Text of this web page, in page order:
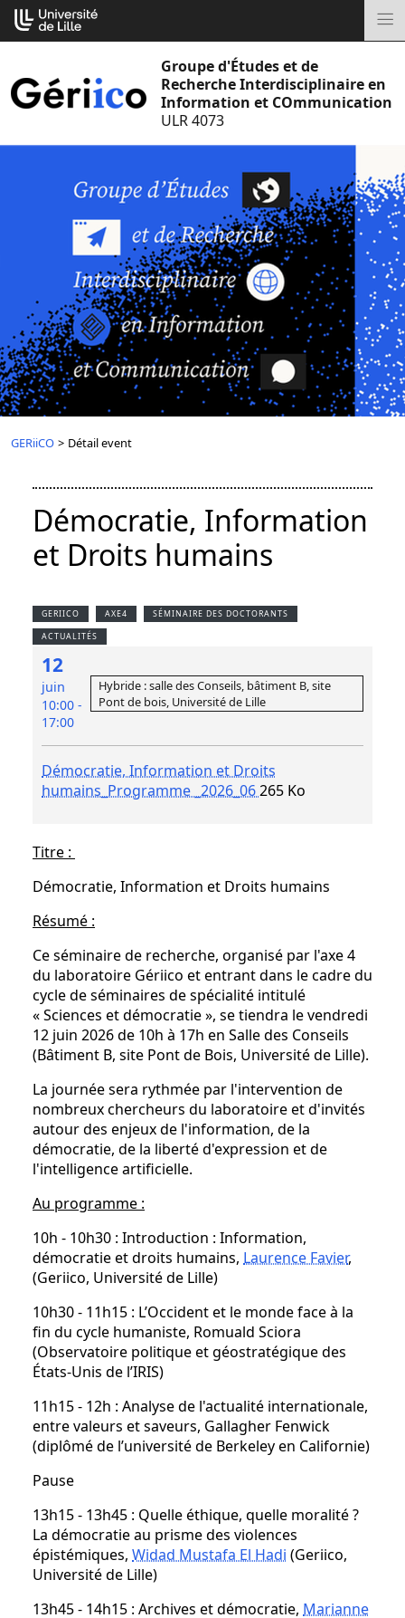
Aller
au
Groupe d'Études et de
Recherche Interdisciplinaire en
Information et COmmunication
ULR 4073
GERiiCO > Détail event
Démocratie, Information
et Droits humains
GERIICO AXE4 SÉMINAIRE DES DOCTORANTS
ACTUALITÉS
12
juin
10:00 -
17:00
Hybride : salle des Conseils, bâtiment B, site
Pont de bois, Université de Lille
Démocratie, Information et Droits
humains_Programme _2026_06265 Ko
Titre :
Démocratie, Information et Droits humains
Résumé :
Ce séminaire de recherche, organisé par l'axe 4
du laboratoire Gériico et entrant dans le cadre du
cycle de séminaires de spécialité intitulé
« Sciences et démocratie », se tiendra le vendredi
12 juin 2026 de 10h à 17h en Salle des Conseils
(Bâtiment B, site Pont de Bois, Université de Lille).
La journée sera rythmée par l'intervention de
nombreux chercheurs du laboratoire et d'invités
autour des enjeux de l'information, de la
démocratie, de la liberté d'expression et de
l'intelligence artificielle.
Au programme :
10h - 10h30 : Introduction : Information,
démocratie et droits humains, Laurence Favier,
(Geriico, Université de Lille)
10h30 - 11h15 : L’Occident et le monde face à la
fin du cycle humaniste, Romuald Sciora
(Observatoire politique et géostratégique des
États-Unis de l’IRIS)
11h15 - 12h : Analyse de l'actualité internationale,
entre valeurs et saveurs, Gallagher Fenwick
(diplômé de l’université de Berkeley en Californie)
Pause
13h15 - 13h45 : Quelle éthique, quelle moralité ?
La démocratie au prisme des violences
épistémiques, Widad Mustafa El Hadi (Geriico,
Université de Lille)
13h45 - 14h15 : Archives et démocratie, Marianne
Cookies management panel